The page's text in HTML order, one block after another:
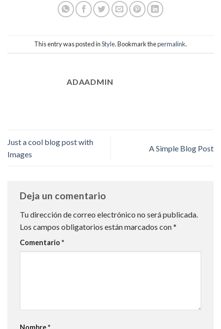
This entry was posted inStyle. Bookmark thepermalink.
ADAADMIN
Just a cool blog post with
Images
A Simple Blog Post
Deja un comentario
Tu dirección de correo electrónico no será publicada.
Los campos obligatorios están marcados con*
Comentario *